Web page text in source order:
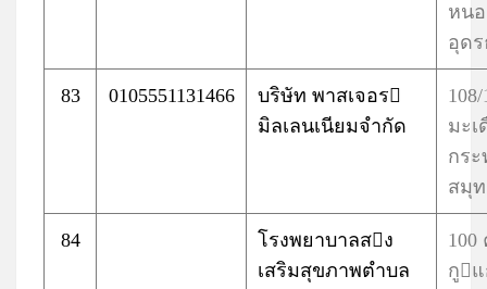
หน
อุด
83 0105551131466
บริษัท พาสเจอร
มิลเลนเนียมจำกัด
มะเ
กร
สมุ
84
โรงพยาบาลสง
เสริมสุขภาพตำบล
100
กู